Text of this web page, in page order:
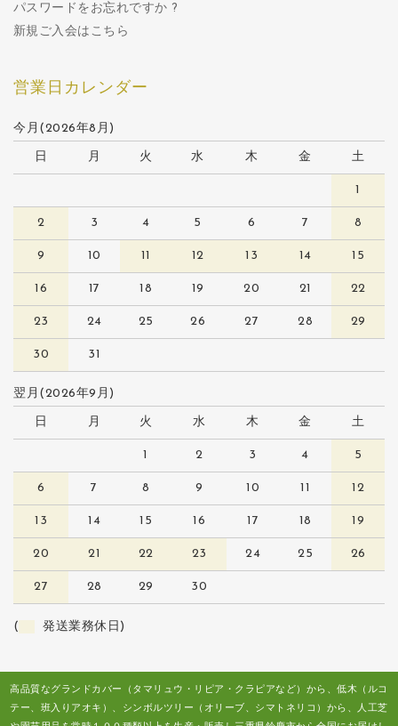
パスワードをお忘れですか ?
新規ご入会はこちら
営業日カレンダー
今月(2026年8月)
日 月 火 水 木 金 土
1
2 3 4 5 6 7 8
9 10 11 12 13 14 15
16 17 18 19 20 21 22
23 24 25 26 27 28 29
30 31
翌月(2026年9月)
日 月 火 水 木 金 土
1 2 3 4 5
6 7 8 9 10 11 12
13 14 15 16 17 18 19
20 21 22 23 24 25 26
27 28 29 30
( 発送業務休日)
高品質なグランドカバー（タマリュウ・リピア・クラピアなど）から、低木（ルコ
テー、班入りアオキ）、シンボルツリー（オリーブ、シマトネリコ）から、人工芝